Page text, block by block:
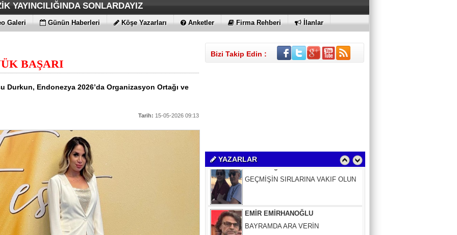
YAYINCILIĞINDA SONLARDAYIZ
DESTEKLİYORLARMIŞ
FITIKTA DA ÖNEMLİ
BİLE KORKUTTU
EN UYGUNLAR
YAPTILAR
DAHA!!!
YENİ RENK
Galeri Günün Haberleri Köşe Yazarları Anketler Firma Rehberi İlanlar
BAŞARI
Durkun, Endonezya 2026’da Organizasyon Ortağı ve
Tarih: 15-05-2026 09:13
Bizi Takip Edin :
YAZARLAR
EMİR EMİRHANOĞLU
MACİT SOYDAN